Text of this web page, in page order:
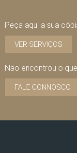
Peça aqui a sua
VER SERVIÇOS
Não encontrou o
FALE CONNOSCO